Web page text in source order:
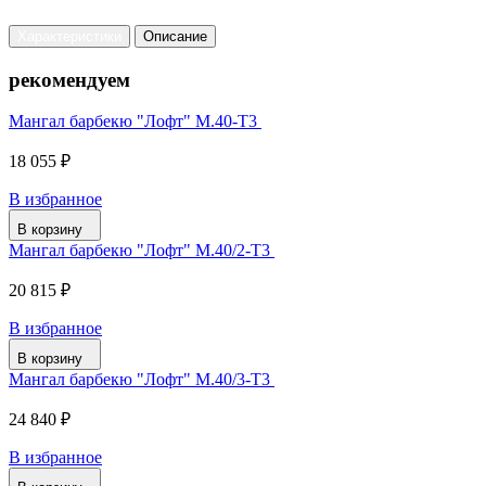
Описание
рекомендуем
Мангал барбекю "Лофт" М.40-Т3
18 055 ₽
В избранное
В корзину
Мангал барбекю "Лофт" М.40/2-Т3
20 815 ₽
В избранное
В корзину
Мангал барбекю "Лофт" М.40/3-Т3
24 840 ₽
В избранное